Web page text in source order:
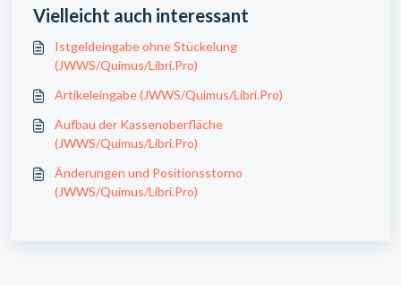
Vielleicht auch interessant
Istgeldeingabe ohne Stückelung
(JWWS/Quimus/Libri.Pro)
Artikeleingabe (JWWS/Quimus/Libri.Pro)
Aufbau der Kassenoberfläche
(JWWS/Quimus/Libri.Pro)
Änderungen und Positionsstorno
(JWWS/Quimus/Libri.Pro)